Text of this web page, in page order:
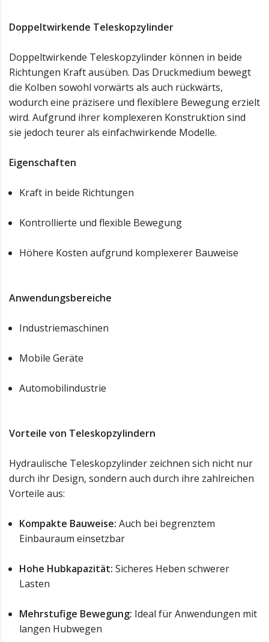
Doppeltwirkende Teleskopzylinder
Doppeltwirkende Teleskopzylinder können in beide
Richtungen Kraft ausüben. Das Druckmedium bewegt
die Kolben sowohl vorwärts als auch rückwärts,
wodurch eine präzisere und flexiblere Bewegung erzielt
wird. Aufgrund ihrer komplexeren Konstruktion sind
sie jedoch teurer als einfachwirkende Modelle.
Eigenschaften
Kraft in beide Richtungen
Kontrollierte und flexible Bewegung
Höhere Kosten aufgrund komplexerer Bauweise
Anwendungsbereiche
Industriemaschinen
Mobile Geräte
Automobilindustrie
Vorteile von Teleskopzylindern
Hydraulische Teleskopzylinder zeichnen sich nicht nur
durch ihr Design, sondern auch durch ihre zahlreichen
Vorteile aus:
Kompakte Bauweise: Auch bei begrenztem
Einbauraum einsetzbar
Hohe Hubkapazität: Sicheres Heben schwerer
Lasten
Mehrstufige Bewegung: Ideal für Anwendungen mit
langen Hubwegen